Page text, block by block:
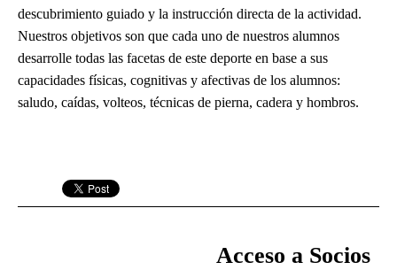
descubrimiento guiado y la instrucción directa de la actividad.
Nuestros objetivos son que cada uno de nuestros alumnos
desarrolle todas las facetas de este deporte en base a sus
capacidades físicas, cognitivas y afectivas de los alumnos:
saludo, caídas, volteos, técnicas de pierna, cadera y hombros.
Acceso a Socios